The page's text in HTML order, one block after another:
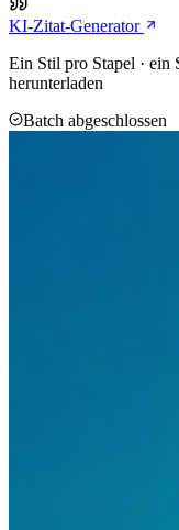
KI-Zitat-Generator
Ein Stil pro Stapel · ein
herunterladen
Batch abgeschlossen